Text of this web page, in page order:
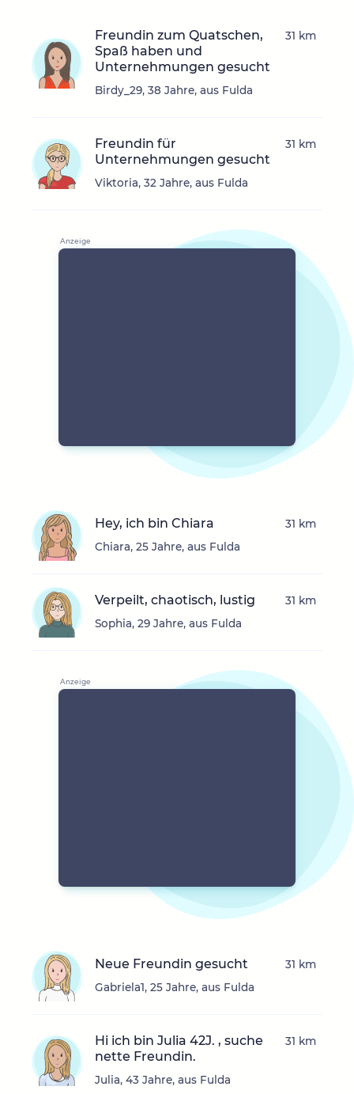
Freundin zum Quatschen,
Spaß haben und
Unternehmungen gesucht
Birdy_29, 38 Jahre, aus Fulda
31 km
Freundin für
Unternehmungen gesucht
Viktoria, 32 Jahre, aus Fulda
31 km
Hey, ich bin Chiara
Chiara, 25 Jahre, aus Fulda
31 km
Verpeilt, chaotisch, lustig
Sophia, 29 Jahre, aus Fulda
31 km
Neue Freundin gesucht
Gabriela1, 25 Jahre, aus Fulda
31 km
Hi ich bin Julia 42J. , suche
nette Freundin.
Julia, 43 Jahre, aus Fulda
31 km